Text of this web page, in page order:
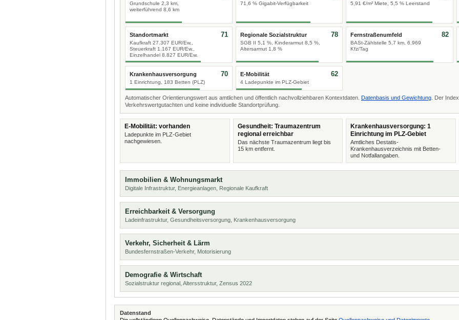
Grundschule 2,3 km,
weiterführend 8,6 km
71,6 % Gigabit-Verfügbarkeit 5,91 €/m² Miete, 5,5 % Leerstand
Standortmarkt
Kaufkraft 27.307 EUR/Ew.,
Steuerkraft 1.167 EUR/Ew.,
Einzelhandel 8.827 EUR/Ew.
71 Regionale Sozialstruktur
SGB II 5,1 %, Kinderarmut 8,5 %,
Altersarmut 1,8 %
78 Fernstraßenumfeld
BASt-Zählstelle 5,7 km, 6.969
Kfz/Tag
82
Krankenhausversorgung
1 Einrichtung, 183 Betten (PLZ)
70 E-Mobilität
4 Ladepunkte im PLZ-Gebiet
62
Automatischer Orientierungswert aus amtlichen und öffentlich nachvollziehbaren Kontextdaten. Datenbasis und Gewichtung . Der
Verkehrswertgutachten und keine individuelle Standortprüfung.
E-Mobilität: vorhanden
Ladepunkte im PLZ-Gebiet
nachgewiesen.
Gesundheit: Traumazentrum
regional erreichbar
Das nächste Traumazentrum liegt bis
15 km entfernt.
Krankenhausversorgung: 1
Einrichtung im PLZ-Gebiet
Amtliches Destatis-
Krankenhausverzeichnis mit Betten-
und Notfallangaben.
Immobilien & Wohnungsmarkt
Digitale Infrastruktur, Energieanlagen, Regionale Kaufkraft
Erreichbarkeit & Versorgung
Ladeinfrastruktur, Gesundheitsversorgung, Krankenhausversorgung
Verkehr, Sicherheit & Lärm
Bundesfernstraßen-Verkehr, Motorisierung
Demografie & Wirtschaft
Sozialstruktur regional, Altersstruktur, Zensus 2022
Datenstand